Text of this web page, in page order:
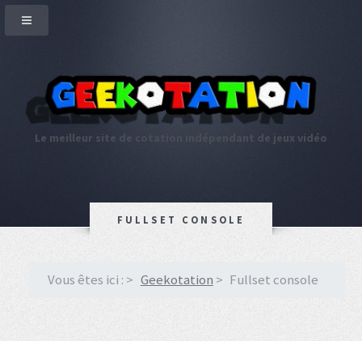
Le meilleur site de cotation indépendant de jeux vidéo
FULLSET CONSOLE
Vous êtes ici : Geekotation Fullset console